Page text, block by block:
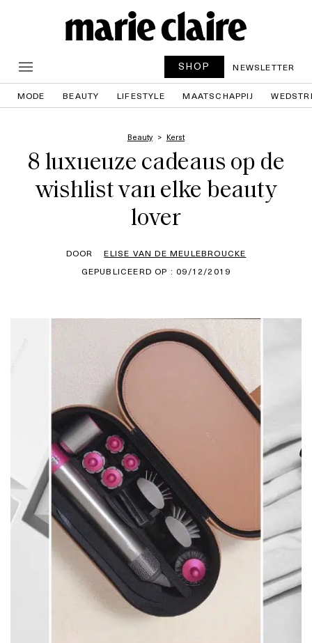
SHOP NEWSLETTER
MODE BEAUTY LIFESTYLE MAATSCHAPPIJ
Beauty Kerst
8 luxueuze cadeaus op de
wishlist van elke beauty
lover
DOOR
ELISE VAN DE MEULEBROUCKE
GEPUBLICEERD OP : 09/12/2019